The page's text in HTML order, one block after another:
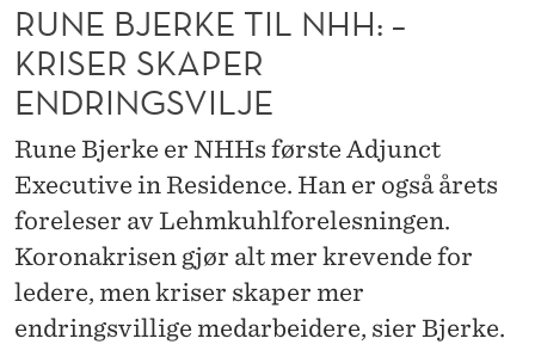
T
L
N
H
H
RUNE BJERKE TIL NHH: –
KRISER SKAPER
ENDRINGSVILJE
Rune Bjerke er NHHs første Adjunct
Executive in Residence. Han er også årets
foreleser av Lehmkuhlforelesningen.
Koronakrisen gjør alt mer krevende for
ledere, men kriser skaper mer
endringsvillige medarbeidere, sier Bjerke.